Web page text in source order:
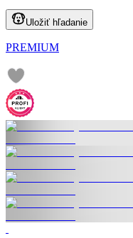
Uložiť hľadanie
PREMIUM